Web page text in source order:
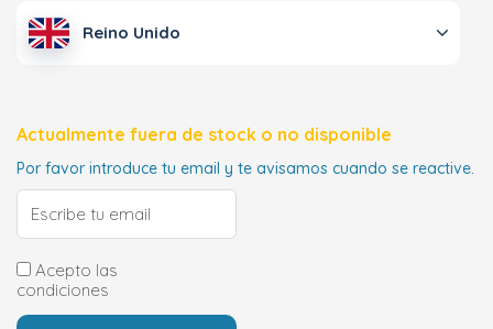
Reino Unido
Actualmente fuera de stock o no disponible
Por favor introduce tu email y te avisamos cuando se reactive.
Acepto las
condiciones